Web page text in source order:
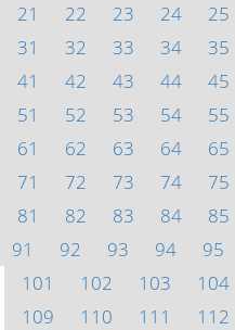
21
22 23 24 25
31
32 33 34 35
41
42 43 44 45
51
52 53 54 55
61
62 63 64 65
71
72 73 74 75
81
82 83 84 85
91
92 93 94 95
101
102 103 104
109
110 111 112